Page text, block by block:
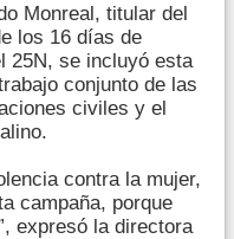
Monreal, titular del
los 16 días de
25N, se incluyó esta
conjunto de las
civiles y el
contra la mujer,
campaña, porque
expresó la directora